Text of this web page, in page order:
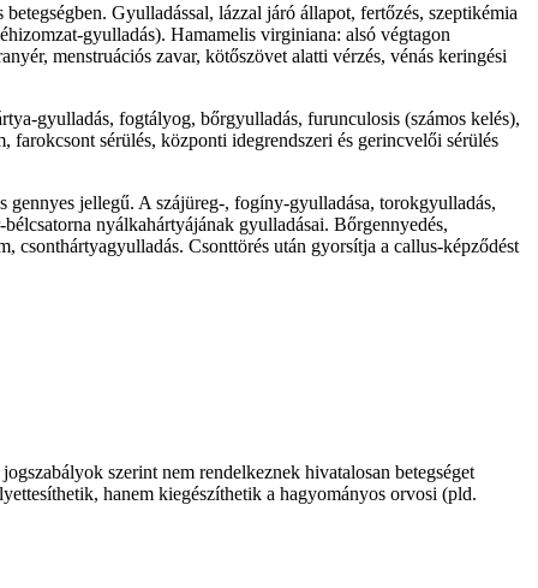
Gyulladással, lázzal járó állapot, fertőzés, szeptikémia
gyulladás). Hamamelis virginiana: alsó végtagon
menstruációs zavar, kötőszövet alatti vérzés, vénás keringési
gyulladás, fogtályog, bőrgyulladás, furunculosis (számos kelés),
sérülés, központi idegrendszeri és gerincvelői sérülés
jellegű. A szájüreg-, fogíny-gyulladása, torokgyulladás,
nyálkahártyájának gyulladásai. Bőrgennyedés,
Csonttörés után gyorsítja a callus-képződést
szerint nem rendelkeznek hivatalosan betegséget
hanem kiegészíthetik a hagyományos orvosi (pld.